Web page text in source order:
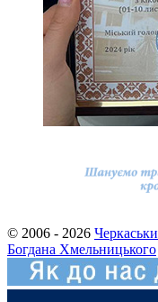
© 2006 - 2026
Богдана Хмельницького